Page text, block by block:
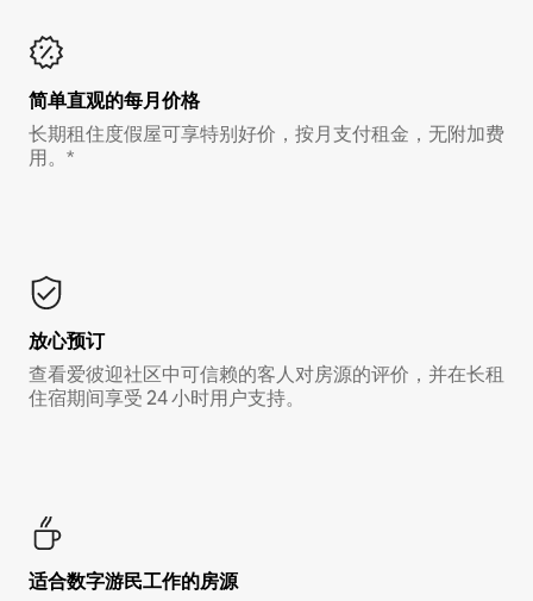
简单直观的每月价格
长期租住度假屋可享特别好价，按月支付租金，无附加费
用。*
放心预订
查看爱彼迎社区中可信赖的客人对房源的评价，并在长租
住宿期间享受 24 小时用户支持。
适合数字游民工作的房源